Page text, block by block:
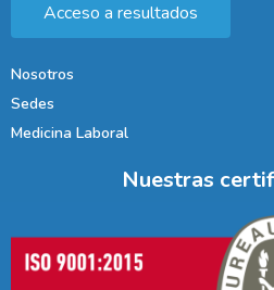
Acceso a resultados
Nosotros
Sedes
Medicina Laboral
Nuestras